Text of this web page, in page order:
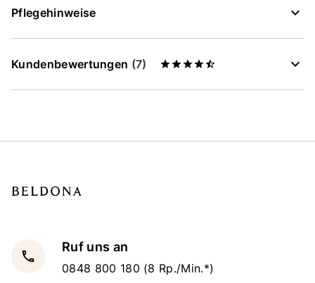
Pflegehinweise
Kundenbewertungen (7)
local_phone
Ruf uns an
0848 800 180 (8 Rp./Min.*)